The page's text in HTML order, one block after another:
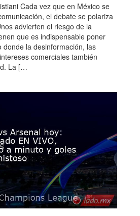
Cada vez que en México se
el debate se polariza
advierten el riesgo de la
que es indispensable poner
donde la desinformación, las
comerciales también
La […